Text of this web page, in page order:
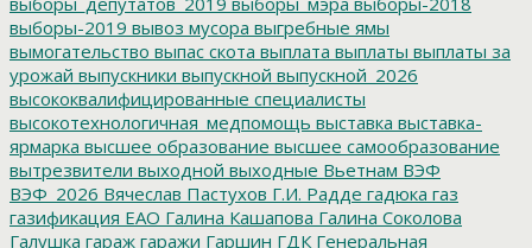
выборы-2019 вывоз мусора выгребные ямы
вымогательство выпас скота выплата выплаты выплаты за
урожай выпускники выпускной выпускной_2026
высококвалифицированные специалисты
высокотехнологичная_медпомощь выставка выставка-
ярмарка высшее образование высшее самообразование
вытрезвители выходной выходные Вьетнам ВЭФ
ВЭФ_2026 Вячеслав Пастухов Г.И. Радде гадюка газ
газификация ЕАО Галина Кашапова Галина Соколова
Галушка гараж гаражи Гаршин ГДК Генеральная